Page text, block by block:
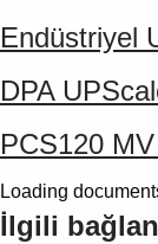
Endüstriyel
DPA
PCS120
Loading
İlgili